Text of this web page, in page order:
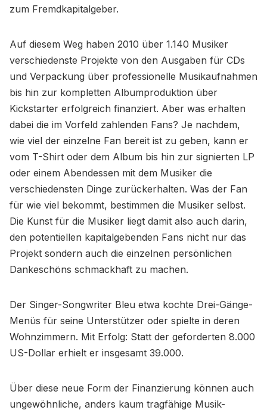
zum Fremdkapitalgeber.
Auf diesem Weg haben 2010 über 1.140 Musiker
verschiedenste Projekte von den Ausgaben für CDs
und Verpackung über professionelle Musikaufnahmen
bis hin zur kompletten Albumproduktion über
Kickstarter erfolgreich finanziert. Aber was erhalten
dabei die im Vorfeld zahlenden Fans? Je nachdem,
wie viel der einzelne Fan bereit ist zu geben, kann er
vom T-Shirt oder dem Album bis hin zur signierten LP
oder einem Abendessen mit dem Musiker die
verschiedensten Dinge zurückerhalten. Was der Fan
für wie viel bekommt, bestimmen die Musiker selbst.
Die Kunst für die Musiker liegt damit also auch darin,
den potentiellen kapitalgebenden Fans nicht nur das
Projekt sondern auch die einzelnen persönlichen
Dankeschöns schmackhaft zu machen.
Der Singer-Songwriter Bleu etwa kochte Drei-Gänge-
Menüs für seine Unterstützer oder spielte in deren
Wohnzimmern. Mit Erfolg: Statt der geforderten 8.000
US-Dollar erhielt er insgesamt 39.000.
Über diese neue Form der Finanzierung können auch
ungewöhnliche, anders kaum tragfähige Musik-